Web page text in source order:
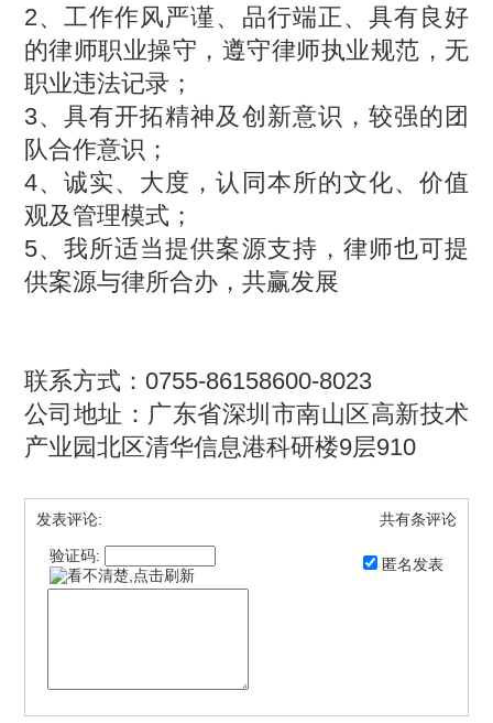
2、工作作风严谨、品行端正、具有良好
的律师职业操守，遵守律师执业规范，无
职业违法记录；
3、具有开拓精神及创新意识，较强的团
队合作意识；
4、诚实、大度，认同本所的文化、价值
观及管理模式；
5、我所适当提供案源支持，律师也可提
供案源与律所合办，共赢发展
联系方式：0755-86158600-8023
公司地址：广东省深圳市南山区高新技术
产业园北区清华信息港科研楼9层910
发表评论: 共有条评论
验证码: 匿名发表